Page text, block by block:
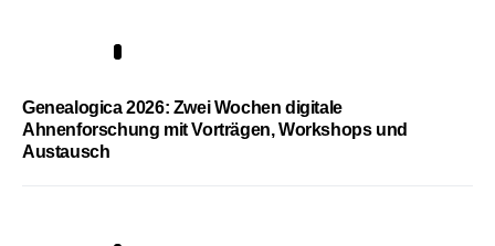
Genealogica 2026: Zwei Wochen digitale
Ahnenforschung mit Vorträgen, Workshops und
Austausch